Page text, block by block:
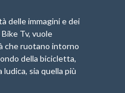
delle immagini e dei
Tv, vuole
che ruotano intorno
della bicicletta,
ludica, sia quella più